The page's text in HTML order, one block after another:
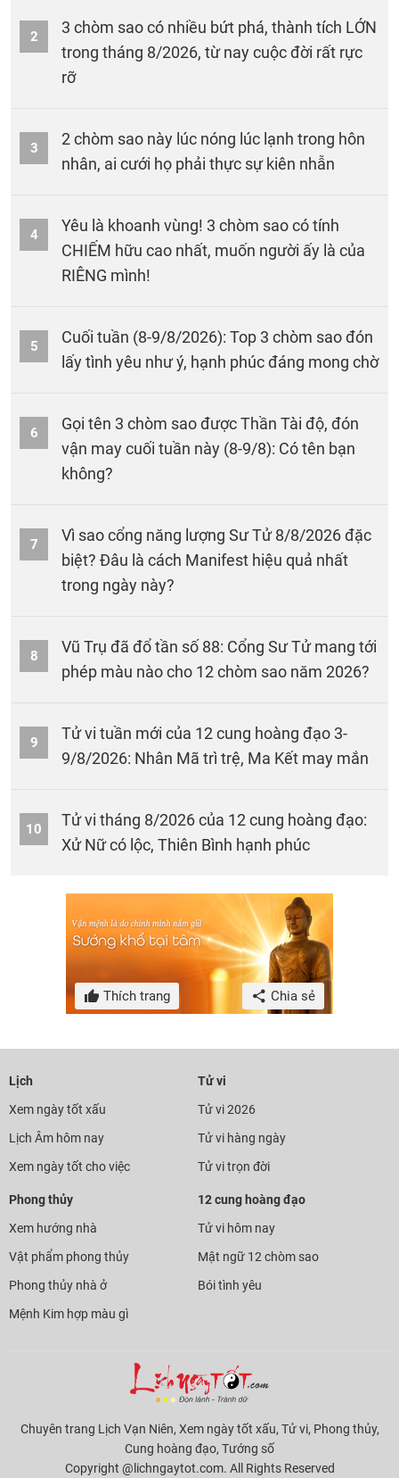
2
3 chòm sao có nhiều bứt phá, thành tích LỚN
trong tháng 8/2026, từ nay cuộc đời rất rực
rỡ
3
2 chòm sao này lúc nóng lúc lạnh trong hôn
nhân, ai cưới họ phải thực sự kiên nhẫn
4
Yêu là khoanh vùng! 3 chòm sao có tính
CHIẾM hữu cao nhất, muốn người ấy là của
RIÊNG mình!
5
Cuối tuần (8-9/8/2026): Top 3 chòm sao đón
lấy tình yêu như ý, hạnh phúc đáng mong chờ
6
Gọi tên 3 chòm sao được Thần Tài độ, đón
vận may cuối tuần này (8-9/8): Có tên bạn
không?
7
Vì sao cổng năng lượng Sư Tử 8/8/2026 đặc
biệt? Đâu là cách Manifest hiệu quả nhất
trong ngày này?
8
Vũ Trụ đã đổ tần số 88: Cổng Sư Tử mang tới
phép màu nào cho 12 chòm sao năm 2026?
9
Tử vi tuần mới của 12 cung hoàng đạo 3-
9/8/2026: Nhân Mã trì trệ, Ma Kết may mắn
10
Tử vi tháng 8/2026 của 12 cung hoàng đạo:
Xử Nữ có lộc, Thiên Bình hạnh phúc
Thích trang Chia sẻ
Lịch
Xem ngày tốt xấu
Lịch Âm hôm nay
Xem ngày tốt cho việc
Tử vi
Tử vi 2026
Tử vi hàng ngày
Tử vi trọn đời
Phong thủy
Xem hướng nhà
Vật phẩm phong thủy
Phong thủy nhà ở
Mệnh Kim hợp màu gì
12 cung hoàng đạo
Tử vi hôm nay
Mật ngữ 12 chòm sao
Bói tình yêu
Chuyên trang Lịch Vạn Niên, Xem ngày tốt xấu, Tử vi, Phong thủy,
Cung hoàng đạo, Tướng số
Copyright @lichngaytot.com. All Rights Reserved